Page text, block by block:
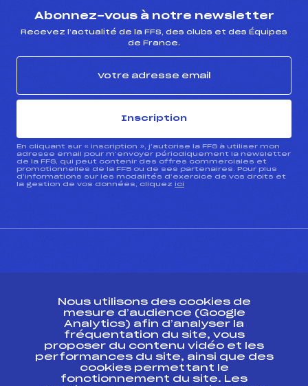
Abonnez-vous à notre newsletter
Recevez l’actualité de la FFS, des clubs et des Équipes
de France.
Inscription
En cliquant sur « inscription », j’autorise la FFS à utiliser mon
adresse email pour m’envoyer périodiquement la newsletter
de la FFS, qui peut contenir des offres commerciales et
promotionnelles de la FFS ou de ses partenaires. Pour plus
d’informations sur les modalités d’exercice de vos droits et
la gestion de vos données, cliquez ici
Ressources
Pass’Neige
Projet sportif fédéral
Nous utilisons des cookies de
mesure d’audience (Google
Analytics) afin d’analyser la
fréquentation du site, vous
proposer du contenu vidéo et les
performances du site, ainsi que des
cookies permettant le
fonctionnement du site. Les